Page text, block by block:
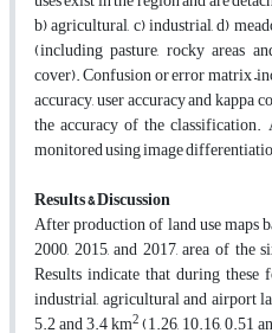
b) agricultural, c) industrial, d)
(including pasture, rocky areas
cover). Confusion or error matrix
accuracy, user accuracy and kappa
the accuracy of the classification.
monitored using image
Results & Discussion
After production of land use maps
2000, 2015, and 2017, area of the
Results indicate that during these
industrial, agricultural and airport
5.2 and 3.4 km2(1.26, 10.16, 0.51